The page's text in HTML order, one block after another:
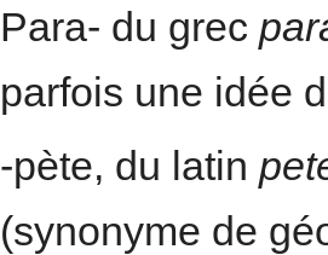
Para- du grec
parfois une idée
-pète, du latin
(synonyme de